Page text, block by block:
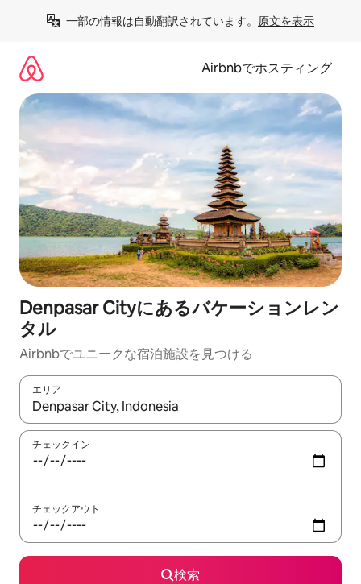
一部の情報は自動翻訳されています。 原文を表示
Airbnbでホスティング
Denpasar Cityにあるバケーションレン
タル
Airbnbでユニークな宿泊施設を見つける
エリア
検索結果が表示されたら、上下の矢印キーを使って移動するか
チェックイン
チェックアウト
検索